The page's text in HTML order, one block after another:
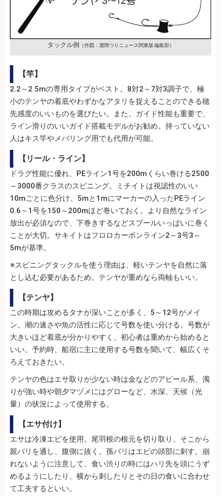
タックル例 （作図：週間つりニュース関東版 編集部）
【竿】
2.2～2.5mの専用タイプがベスト。8対2～7対3調子で、極
小のテンヤの着底やわずかなアタリを捉えることのできる穂
先感度のいいものを選びたい。また、ガイド性能も重要で、
ライン滑りのいいガイド搭載モデルがお勧め。持っていない
人はキス竿やメバリング用でも代用が可能。
【リール・ライン】
ドラグ性能に優れ、PEライン1号を200mくらい巻ける2500
～3000番クラスのスピニング。ミチイトは視認性のいい
10mごとに色分け、5mと1mにマーカーの入ったPEライン
0.6～1号を150～200mほど巻いておく。より自然なライン
放出が必須なので、下巻きするなどスプールいっぱいに巻く
ことが大切。サキイトはフロロカーボンライン2～3号3～
5mが基準。
※スピニングタックルを使う理由は、軽いテンヤを自然に落
とし込む必要があるため。テンヤが重めなら両軸もいい。
【テンヤ】
この時期は攻めるタナが深いことが多く、5～12号がメイ
ン。潮の速さや魚の活性に応じて号数を使い分ける。号数が
大きいほど着底が分かりやすく、初心者は重めから始めると
いい。予約時、船宿に主に使用する号数を聞いて、幅広くそ
ろえておきたい。
テンヤの色はエサ取りが少ない時は金などのアピール系、濁
りが強い時や朝夕マヅメにはグローなど、水深、天候（光
量）の状況によって使用する。
【エサ付け】
エサは冷凍エビを使用。尾羽根の根元を切り取り、そこから
親バリを通し、腹側に抜く。孫バリはエビの頭部に刺す。崩
れないように注意して、食い渋りの時にはハリ先を頭にうず
めるようにしたり、横から刺したりとその日の食いに合わせ
て工夫するといい。